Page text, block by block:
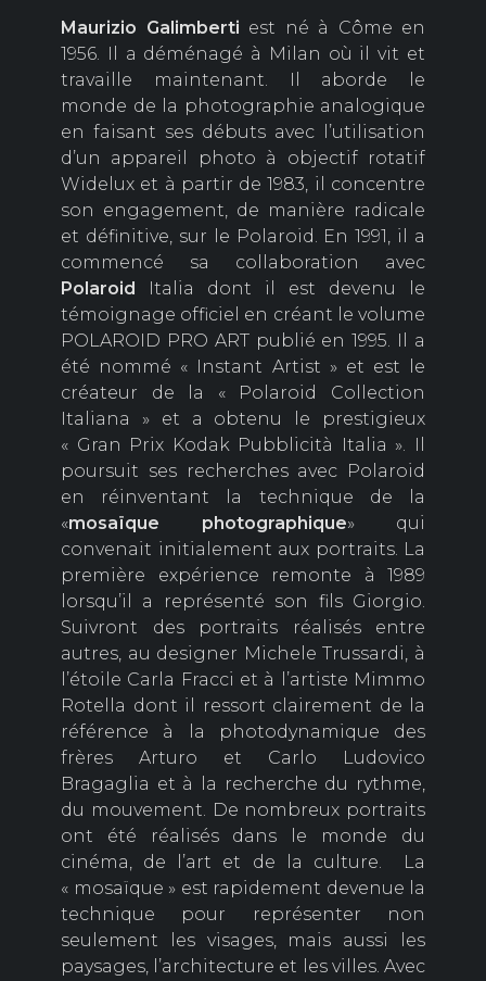
Maurizio Galimberti est né à Côme en
1956. Il a déménagé à Milan où il vit et
travaille maintenant. Il aborde le
monde de la photographie analogique
en faisant ses débuts avec l’utilisation
d’un appareil photo à objectif rotatif
Widelux et à partir de 1983, il concentre
son engagement, de manière radicale
et définitive, sur le Polaroid. En 1991, il a
commencé sa collaboration avec
Polaroid
Italia dont il est devenu le
témoignage officiel en créant le volume
POLAROID PRO ART publié en 1995. Il a
été nommé « Instant Artist » et est le
créateur de la « Polaroid Collection
Italiana » et a obtenu le prestigieux
« Gran Prix Kodak Pubblicità Italia ». Il
poursuit ses recherches avec Polaroid
en réinventant la technique de la
«mosaïque photographique» qui
convenait initialement aux portraits. La
première expérience remonte à 1989
lorsqu’il a représenté son fils Giorgio.
Suivront des portraits réalisés entre
autres, au designer Michele Trussardi, à
l’étoile Carla Fracci et à l’artiste Mimmo
Rotella dont il ressort clairement de la
référence à la photodynamique des
frères Arturo et Carlo Ludovico
Bragaglia et à la recherche du rythme,
du mouvement. De nombreux portraits
ont été réalisés dans le monde du
cinéma, de l’art et de la culture. La
« mosaïque » est rapidement devenue la
technique pour représenter non
seulement les visages, mais aussi les
paysages, l’architecture et les villes. Avec